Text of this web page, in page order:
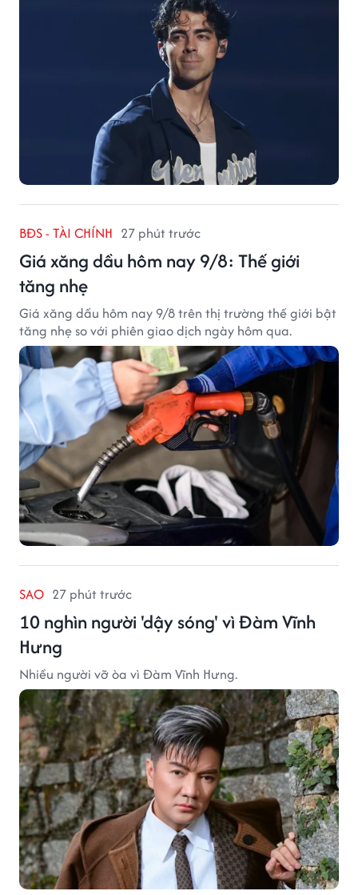
BĐS - TÀI CHÍNH 27 phút trước
Giá xăng dầu hôm nay 9/8: Thế giới
tăng nhẹ
Giá xăng dầu hôm nay 9/8 trên thị trường thế giới bật
tăng nhẹ so với phiên giao dịch ngày hôm qua.
SAO 27 phút trước
10 nghìn người 'dậy sóng' vì Đàm Vĩnh
Hưng
Nhiều người vỡ òa vì Đàm Vĩnh Hưng.